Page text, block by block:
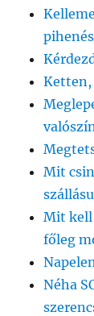
pihenés
Ketten,
Mit
Mit kell
főleg
Néha